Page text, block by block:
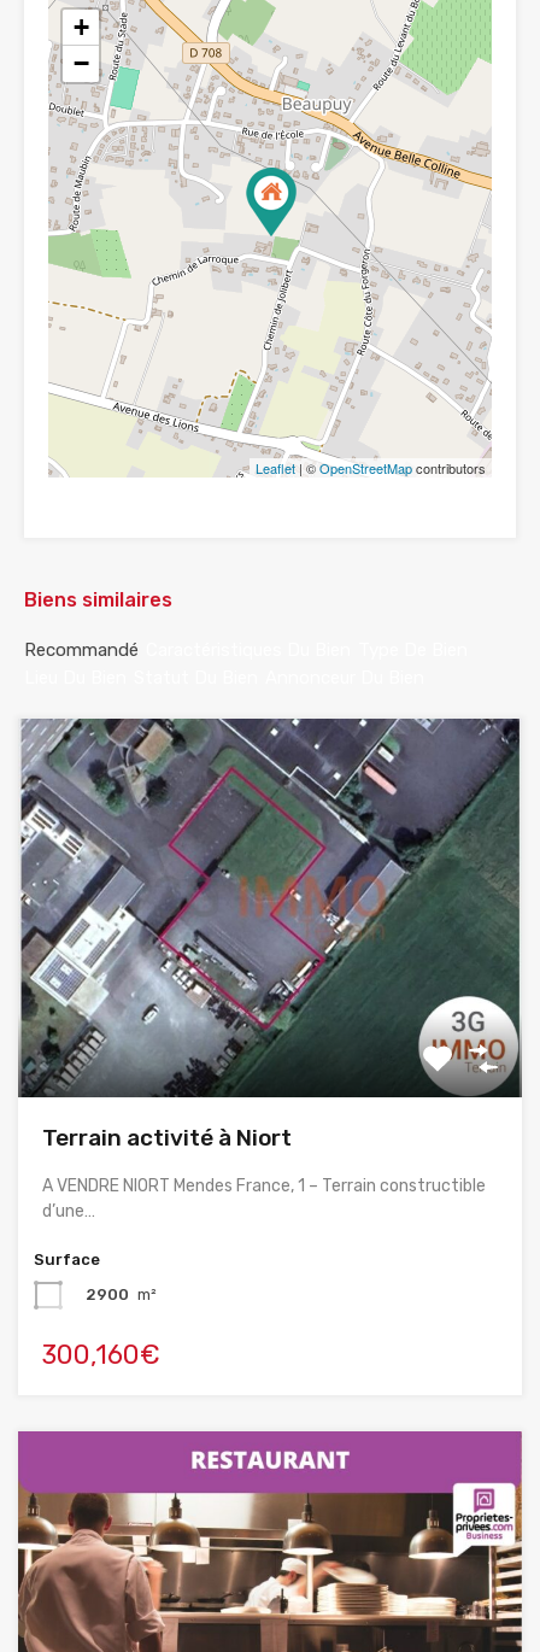
+
−
Leaflet | ©OpenStreetMapcontributors
Biens similaires
Recommandé
Terrain activité à Niort
A VENDRE NIORT Mendes France, 1 – Terrain constructible
d’une…
Surface
2900 m²
300,160€